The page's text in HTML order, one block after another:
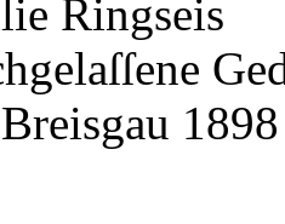
Ringseis
1898